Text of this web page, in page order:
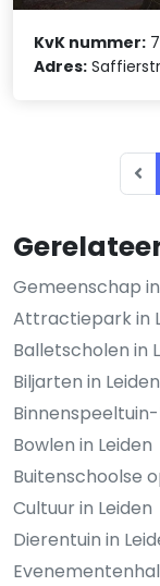
Gemeenschap
Attractiepark in
Balletscholen in
Biljarten in Leiden
Bowlen in Leiden
Buitenschoolse
Cultuur in Leiden
Dierentuin in
KvK nummer:
Adres: